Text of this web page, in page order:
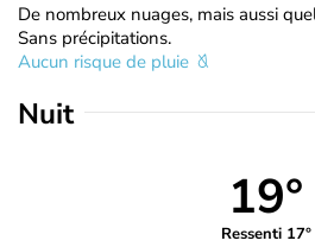
De nombreux nuages, mais aussi
Sans précipitations.
Aucun risque de pluie
Nuit
19°
Ressenti 17°